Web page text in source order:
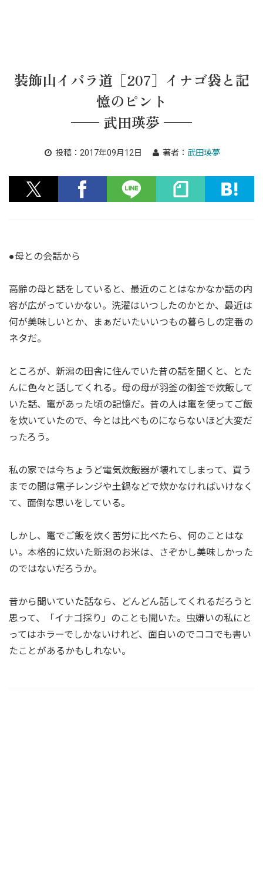
装飾山イバラ道［207］イナゴ袋と記
憶のピント
── 武田瑛夢 ──
投稿： 2017年09月12日 著者： 武田瑛夢
●母との会話から
高齢の母と話をしていると、最近のことはなかなか話の内
容が広がっていかない。洗濯はいつしたのかとか、最近は
何が美味しいとか、まぁだいたいいつもの暮らしの定番の
ネタだ。
ところが、新潟の田舎に住んでいた昔の話を聞くと、とた
んに色々と話してくれる。母の母が羽釜の御釜で炊飯して
いた話、竃があった頃の記憶だ。昔の人は竃を使ってご飯
を炊いていたので、今とは比べものにならないほど大変だ
ったろう。
私の家では今ちょうど電気炊飯器が壊れてしまって、買う
までの間は電子レンジや土鍋などで炊かなければいけなく
て、面倒な思いをしている。
しかし、竃でご飯を炊く苦労に比べたら、何のことはな
い。本格的に炊いた新潟のお米は、さぞかし美味しかった
のではないだろうか。
昔から聞いていた話なら、どんどん話してくれるだろうと
思って、「イナゴ採り」のことも聞いた。虫嫌いの私にと
ってはホラーでしかないけれど、面白いのでココでも書い
たことがあるかもしれない。